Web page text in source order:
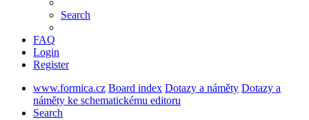
Search
FAQ
Login
Register
www.formica.cz Board index Dotazy a náměty Dotazy a
náměty ke schematickému editoru
Search